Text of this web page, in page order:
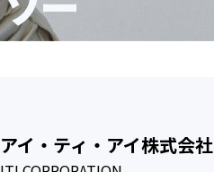
アイ・ティ・アイ株式会社